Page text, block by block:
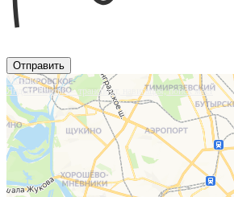
Отправить
Москва
Яндекс.Карты — транспорт, навигация, поиск мест